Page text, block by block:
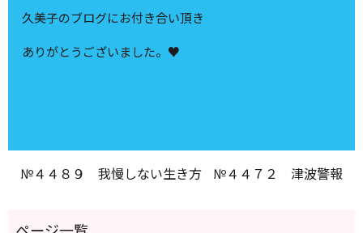
久美子のブログにお付き合い頂き
ありがとうございました。♥
№４４８９ 我慢しない生き方 №４４７２ 津波警報